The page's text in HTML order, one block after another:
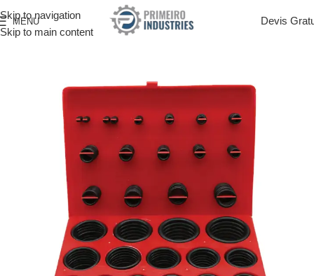
Skip to navigation
Skip to main content
MENU Devis